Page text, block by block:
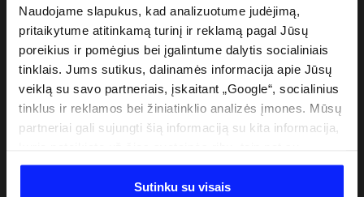
Naudojame slapukus, kad analizuotume judėjimą,
pritaikytume atitinkamą turinį ir reklamą pagal Jūsų
poreikius ir pomėgius bei įgalintume dalytis socialiniais
tinklais. Jums sutikus, dalinamės informacija apie Jūsų
veiklą su savo partneriais, įskaitant „Google“, socialinius
tinklus ir reklamos bei žiniatinklio analizės įmones. Mūsų
partneriai gali sujungti šią informaciją su kita informacija,
duomenimis, kuriuos jie gauna, kai naudojatės jų
paslaugomis. Gavus Jūsų leidimą, mes galime perduoti
Sutinku su visais